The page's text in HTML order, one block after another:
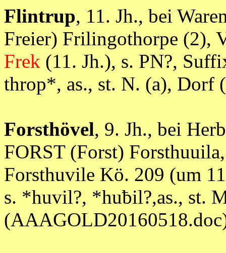
Flintrup, 11. Jh., bei
Freier) Frilingothorpe (2),
Frek (11. Jh.), s. PN?,
throp*, as., st. N. (a),
Forsthövel, 9. Jh., bei
FORST (Forst)
Forsthuvile Kö. 209 (um
s. *huvil?, *huƀil?,as., st.